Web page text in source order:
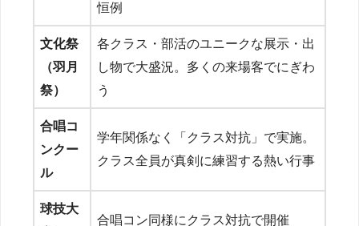
恒例
文化祭
（羽月
祭）
各クラス・部活のユニークな展示・出
し物で大盛況。多くの来場客でにぎわ
う
合唱コ
ンクー
ル
学年関係なく「クラス対抗」で実施。
クラス全員が真剣に練習する熱い行事
球技大
合唱コン同様にクラス対抗で開催